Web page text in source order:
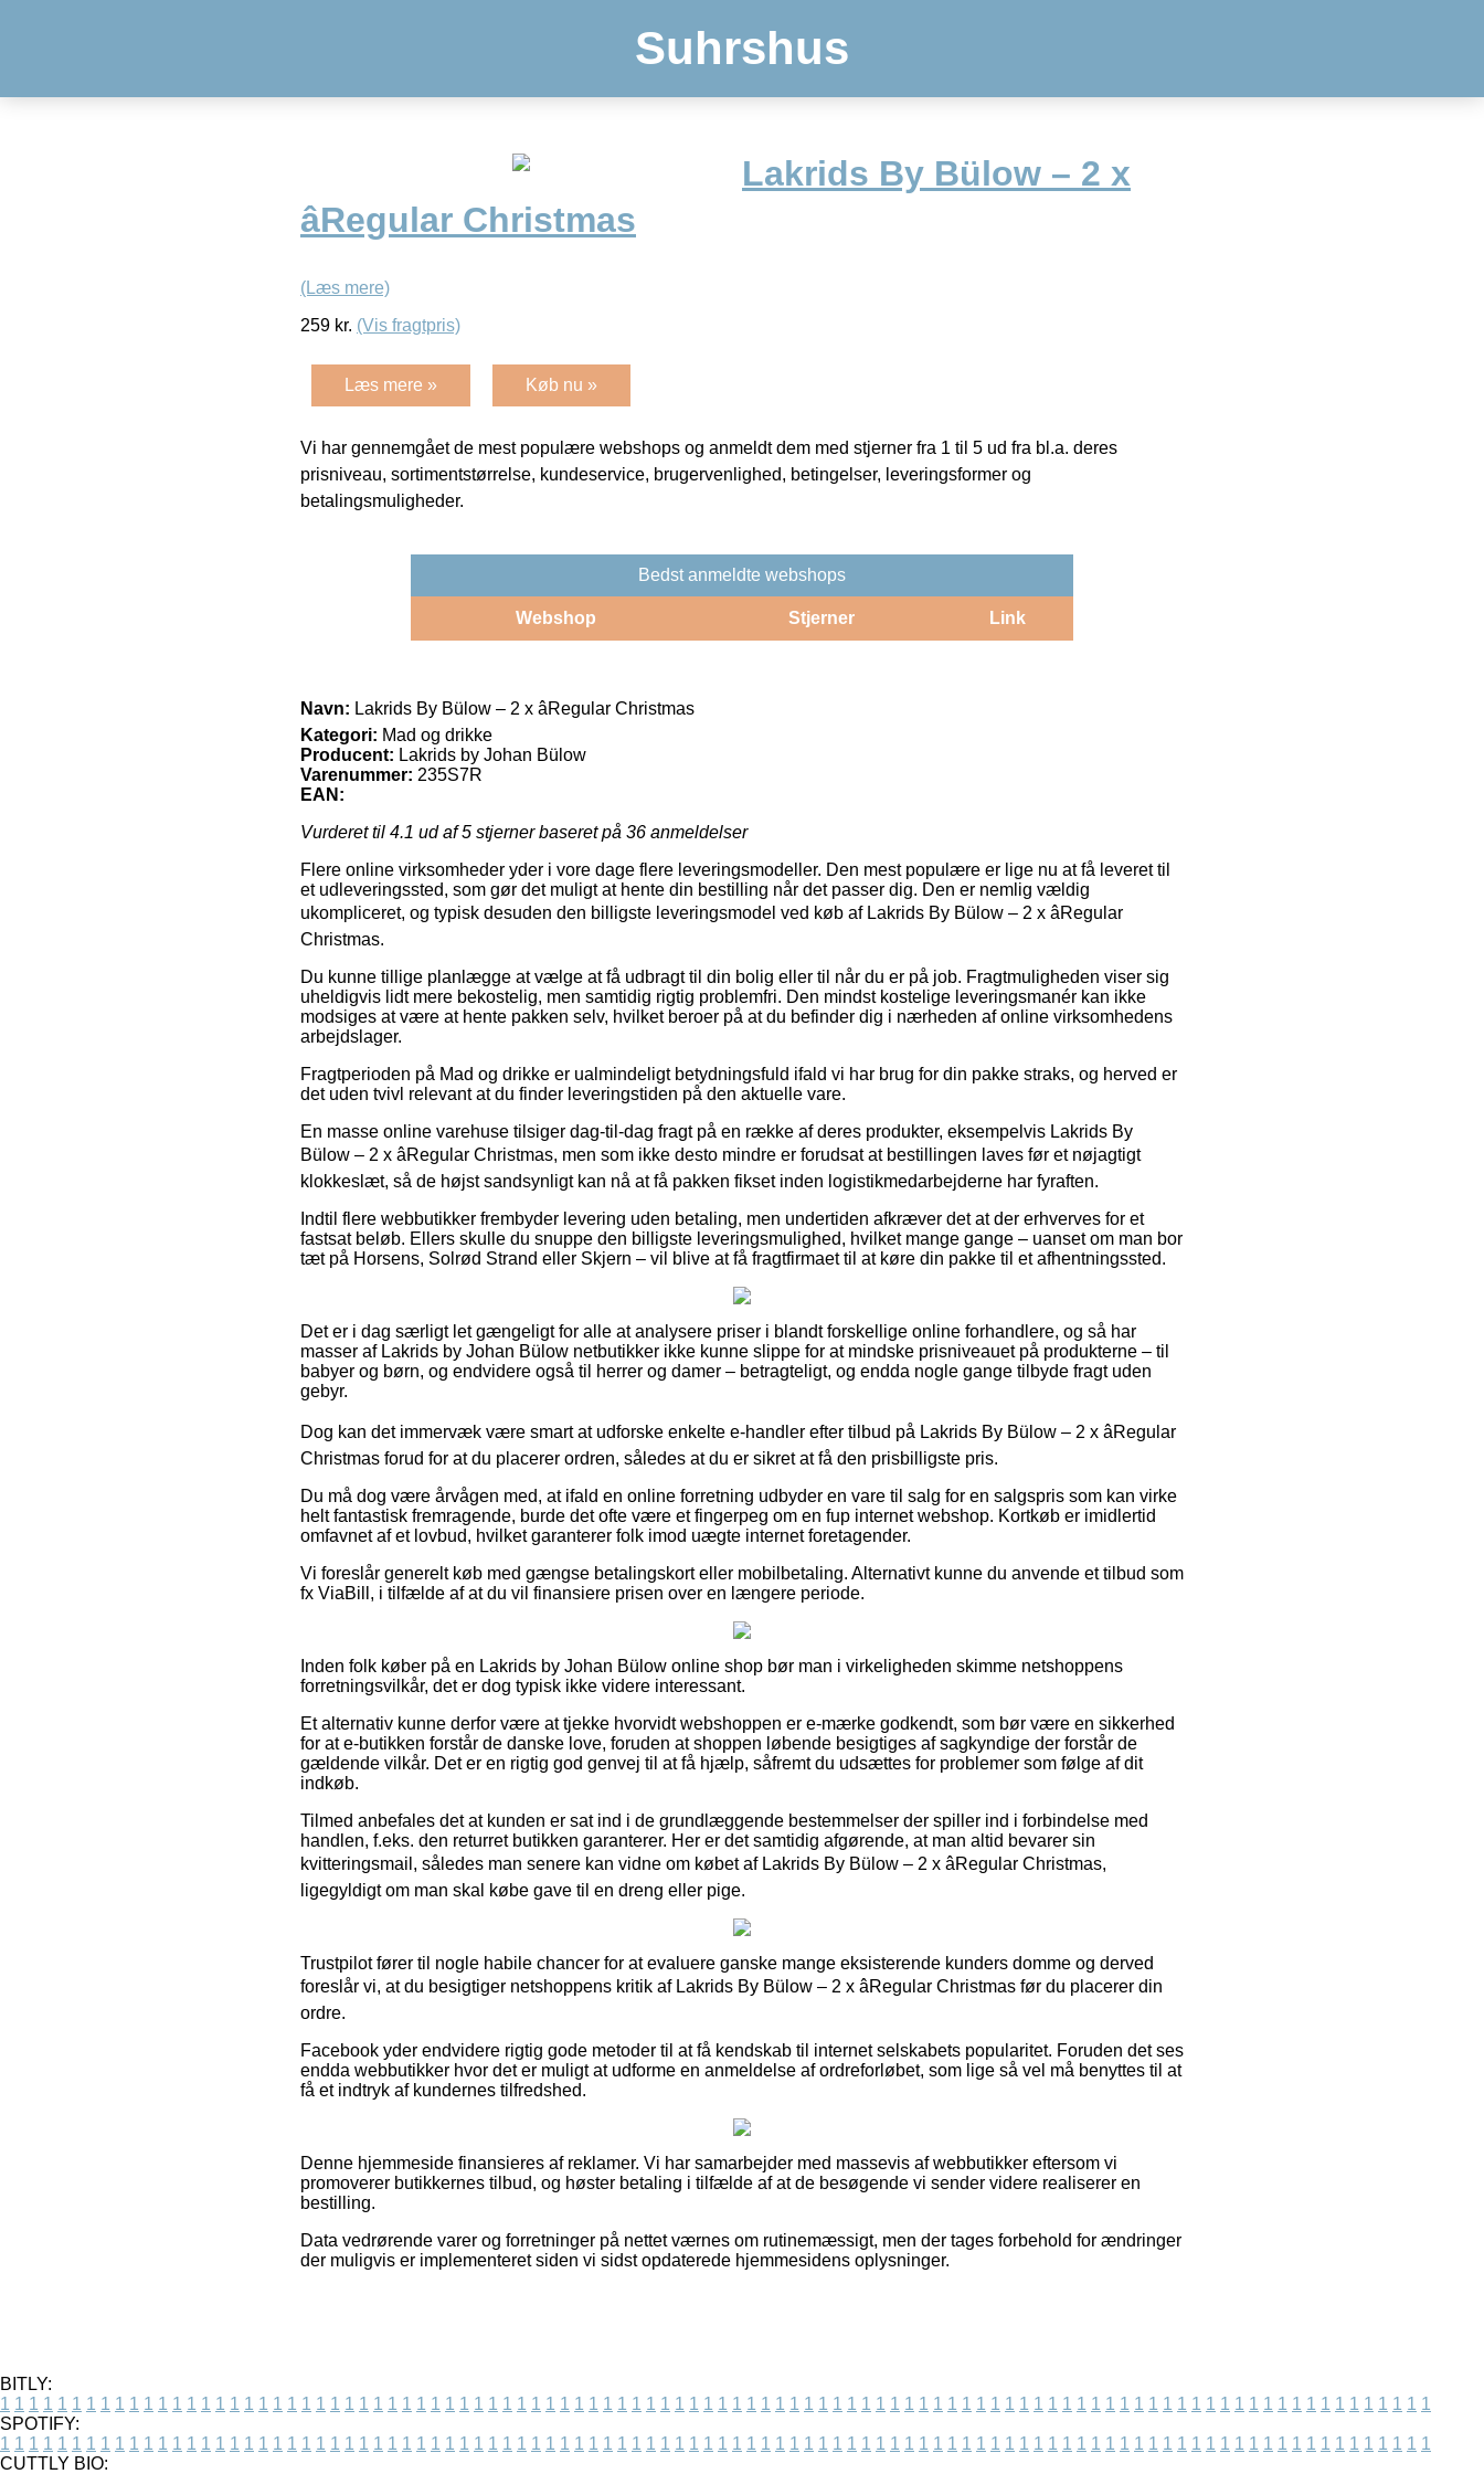
Suhrshus
Lakrids By Bülow – 2 x
âRegular Christmas
(Læs mere)
259 kr. (Vis fragtpris)
Læs mere » Køb nu »
Vi har gennemgået de mest populære webshops og anmeldt dem med stjerner fra 1 til 5 ud fra bl.a. deres
prisniveau, sortimentstørrelse, kundeservice, brugervenlighed, betingelser, leveringsformer og
betalingsmuligheder.
Bedst anmeldte webshops
Webshop Stjerner Link
Navn: Lakrids By Bülow – 2 x âRegular Christmas
Kategori: Mad og drikke
Producent: Lakrids by Johan Bülow
Varenummer: 235S7R
EAN:
Vurderet til 4.1 ud af 5 stjerner baseret på 36 anmeldelser
Flere online virksomheder yder i vore dage flere leveringsmodeller. Den mest populære er lige nu at få leveret til
et udleveringssted, som gør det muligt at hente din bestilling når det passer dig. Den er nemlig vældig
ukompliceret, og typisk desuden den billigste leveringsmodel ved køb af Lakrids By Bülow – 2 x âRegular
Christmas.
Du kunne tillige planlægge at vælge at få udbragt til din bolig eller til når du er på job. Fragtmuligheden viser sig
uheldigvis lidt mere bekostelig, men samtidig rigtig problemfri. Den mindst kostelige leveringsmanér kan ikke
modsiges at være at hente pakken selv, hvilket beroer på at du befinder dig i nærheden af online virksomhedens
arbejdslager.
Fragtperioden på Mad og drikke er ualmindeligt betydningsfuld ifald vi har brug for din pakke straks, og herved er
det uden tvivl relevant at du finder leveringstiden på den aktuelle vare.
En masse online varehuse tilsiger dag-til-dag fragt på en række af deres produkter, eksempelvis Lakrids By
Bülow – 2 x âRegular Christmas, men som ikke desto mindre er forudsat at bestillingen laves før et nøjagtigt
klokkeslæt, så de højst sandsynligt kan nå at få pakken fikset inden logistikmedarbejderne har fyraften.
Indtil flere webbutikker frembyder levering uden betaling, men undertiden afkræver det at der erhverves for et
fastsat beløb. Ellers skulle du snuppe den billigste leveringsmulighed, hvilket mange gange – uanset om man bor
tæt på Horsens, Solrød Strand eller Skjern – vil blive at få fragtfirmaet til at køre din pakke til et afhentningssted.
Det er i dag særligt let gængeligt for alle at analysere priser i blandt forskellige online forhandlere, og så har
masser af Lakrids by Johan Bülow netbutikker ikke kunne slippe for at mindske prisniveauet på produkterne – til
babyer og børn, og endvidere også til herrer og damer – betragteligt, og endda nogle gange tilbyde fragt uden
gebyr.
Dog kan det immervæk være smart at udforske enkelte e-handler efter tilbud på Lakrids By Bülow – 2 x âRegular
Christmas forud for at du placerer ordren, således at du er sikret at få den prisbilligste pris.
Du må dog være årvågen med, at ifald en online forretning udbyder en vare til salg for en salgspris som kan virke
helt fantastisk fremragende, burde det ofte være et fingerpeg om en fup internet webshop. Kortkøb er imidlertid
omfavnet af et lovbud, hvilket garanterer folk imod uægte internet foretagender.
Vi foreslår generelt køb med gængse betalingskort eller mobilbetaling. Alternativt kunne du anvende et tilbud som
fx ViaBill, i tilfælde af at du vil finansiere prisen over en længere periode.
Inden folk køber på en Lakrids by Johan Bülow online shop bør man i virkeligheden skimme netshoppens
forretningsvilkår, det er dog typisk ikke videre interessant.
Et alternativ kunne derfor være at tjekke hvorvidt webshoppen er e-mærke godkendt, som bør være en sikkerhed
for at e-butikken forstår de danske love, foruden at shoppen løbende besigtiges af sagkyndige der forstår de
gældende vilkår. Det er en rigtig god genvej til at få hjælp, såfremt du udsættes for problemer som følge af dit
indkøb.
Tilmed anbefales det at kunden er sat ind i de grundlæggende bestemmelser der spiller ind i forbindelse med
handlen, f.eks. den returret butikken garanterer. Her er det samtidig afgørende, at man altid bevarer sin
kvitteringsmail, således man senere kan vidne om købet af Lakrids By Bülow – 2 x âRegular Christmas,
ligegyldigt om man skal købe gave til en dreng eller pige.
Trustpilot fører til nogle habile chancer for at evaluere ganske mange eksisterende kunders domme og derved
foreslår vi, at du besigtiger netshoppens kritik af Lakrids By Bülow – 2 x âRegular Christmas før du placerer din
ordre.
Facebook yder endvidere rigtig gode metoder til at få kendskab til internet selskabets popularitet. Foruden det ses
endda webbutikker hvor det er muligt at udforme en anmeldelse af ordreforløbet, som lige så vel må benyttes til at
få et indtryk af kundernes tilfredshed.
Denne hjemmeside finansieres af reklamer. Vi har samarbejder med massevis af webbutikker eftersom vi
promoverer butikkernes tilbud, og høster betaling i tilfælde af at de besøgende vi sender videre realiserer en
bestilling.
Data vedrørende varer og forretninger på nettet værnes om rutinemæssigt, men der tages forbehold for ændringer
der muligvis er implementeret siden vi sidst opdaterede hjemmesidens oplysninger.
BITLY:
1 1 1 1 1 1 1 1 1 1 1 1 1 1 1 1 1 1 1 1 1 1 1 1 1 1 1 1 1 1 1 1 1 1 1 1 1 1 1 1 1 1 1 1 1 1 1 1 1 1 1 1 1 1 1 1 1 1 1 1 1 1 1 1 1 1 1 1 1 1 1 1 1 1 1 1 1 1 1 1 1 1 1 1 1 1 1 1 1 1 1 1 1 1 1 1 1 1 1 1
SPOTIFY:
1 1 1 1 1 1 1 1 1 1 1 1 1 1 1 1 1 1 1 1 1 1 1 1 1 1 1 1 1 1 1 1 1 1 1 1 1 1 1 1 1 1 1 1 1 1 1 1 1 1 1 1 1 1 1 1 1 1 1 1 1 1 1 1 1 1 1 1 1 1 1 1 1 1 1 1 1 1 1 1 1 1 1 1 1 1 1 1 1 1 1 1 1 1 1 1 1 1 1 1
CUTTLY BIO: